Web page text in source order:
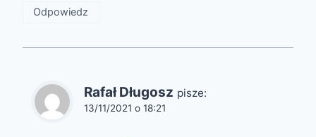
Odpowiedz
Rafał Długosz pisze:
13/11/2021 o 18:21